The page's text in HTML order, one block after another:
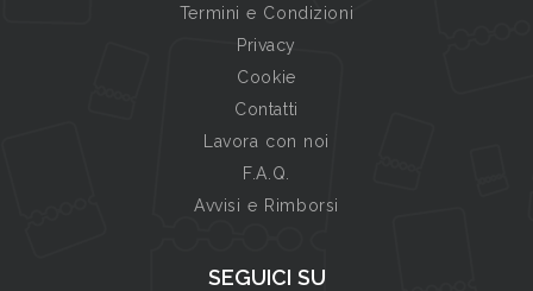
Termini e Condizioni
Privacy
Cookie
Contatti
Lavora con noi
F.A.Q.
Avvisi e Rimborsi
SEGUICI SU